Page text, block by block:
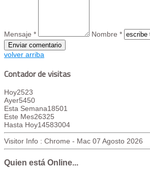
Mensaje * Nombre *
volver arriba
Contador de visitas
Hoy2523
Ayer5450
Esta Semana18501
Este Mes26325
Hasta Hoy14583004
Visitor Info : Chrome - Mac 07 Agosto 2026
Quien está Online...